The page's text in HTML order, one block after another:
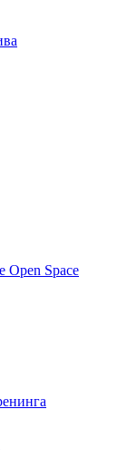
Open Space